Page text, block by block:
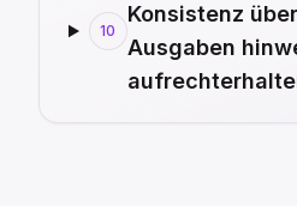
10
Konsistenz
Ausgaben